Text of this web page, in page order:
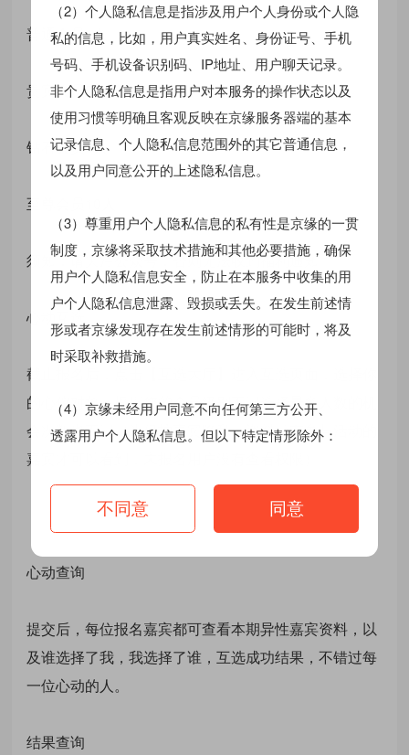
普通会员1人
贵宾会员5人
钻石会员8人
至尊会员10人
须知：请关注公众号，否则无法收到福利通知。
心动互选
截止报名后，点击【互选大厅】进入互选页面，选择你
的心仪对象，根据您的会员级别不同选择最多人数的机
会次数也不同（为保护嘉宾隐私，资料只有参与活动的
嘉宾才可以看到，未报名用户没有查看权限）
心动查询
提交后，每位报名嘉宾都可查看本期异性嘉宾资料，以
及谁选择了我，我选择了谁，互选成功结果，不错过每
一位心动的人。
结果查询
（2）个人隐私信息是指涉及用户个人身份或个人隐
私的信息，比如，用户真实姓名、身份证号、手机
号码、手机设备识别码、IP地址、用户聊天记录。
非个人隐私信息是指用户对本服务的操作状态以及
使用习惯等明确且客观反映在京缘服务器端的基本
记录信息、个人隐私信息范围外的其它普通信息，
以及用户同意公开的上述隐私信息。
（3）尊重用户个人隐私信息的私有性是京缘的一贯
制度，京缘将采取技术措施和其他必要措施，确保
用户个人隐私信息安全，防止在本服务中收集的用
户个人隐私信息泄露、毁损或丢失。在发生前述情
形或者京缘发现存在发生前述情形的可能时，将及
时采取补救措施。
（4）京缘未经用户同意不向任何第三方公开、
透露用户个人隐私信息。但以下特定情形除外：
(a)京缘根据法律法规规定或有权机关的指示提供用
户的个人隐私信息；
(b)由于用户将其用户密码告知他人或与他人共享注
或其他非因京缘原因导致的个人隐私信息的泄露；
不同意 同意